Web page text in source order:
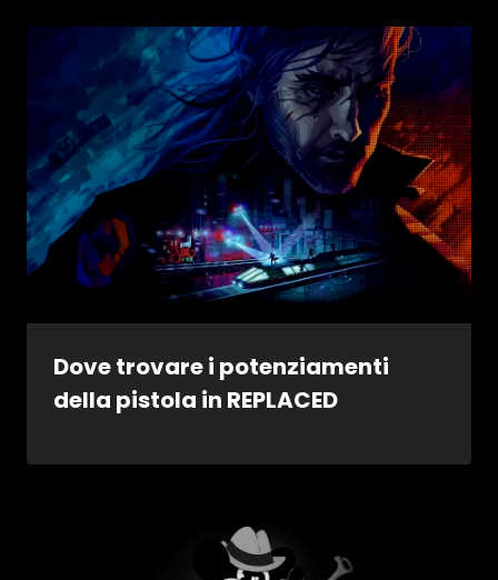
Dove trovare i potenziamenti
della pistola in REPLACED